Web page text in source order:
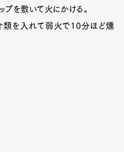
プを敷いて火にかける。
類を入れて弱火で10分ほど燻